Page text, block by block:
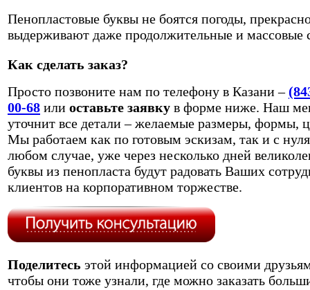
Пенопластовые буквы не боятся погоды,
выдерживают даже продолжительные и массовые
Как сделать заказ?
Просто позвоните нам по телефону в Казани –
00-68 или оставьте заявку в форме ниже. Наш
уточнит все детали – желаемые размеры, формы,
Мы работаем как по готовым эскизам, так и с
любом случае, уже через несколько дней
буквы из пенопласта будут радовать Ваших
клиентов на корпоративном торжестве.
Поделитесь этой информацией со своими
чтобы они тоже узнали, где можно заказать